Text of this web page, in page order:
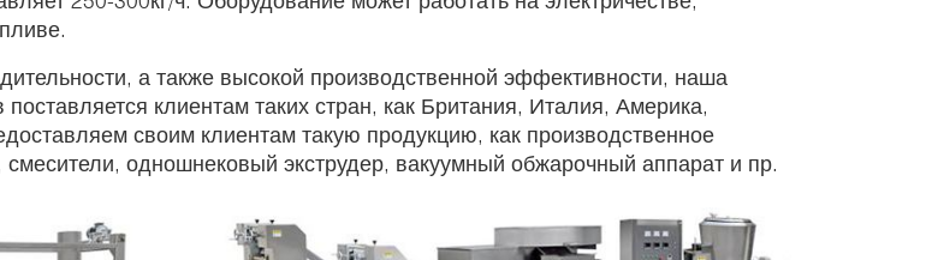
а также высокой производственной эффективности, наша
клиентам таких стран, как Британия, Италия, Америка,
своим клиентам такую продукцию, как производственное
одношнековый экструдер, вакуумный обжарочный аппарат и пр.